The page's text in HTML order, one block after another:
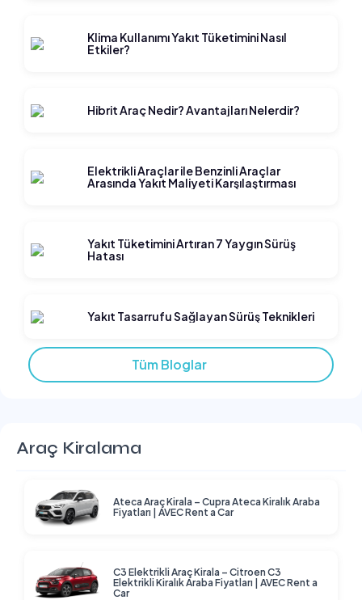
Klima Kullanımı Yakıt Tüketimini Nasıl
Etkiler?
Hibrit Araç Nedir? Avantajları Nelerdir?
Elektrikli Araçlar ile Benzinli Araçlar
Arasında Yakıt Maliyeti Karşılaştırması
Yakıt Tüketimini Artıran 7 Yaygın Sürüş
Hatası
Yakıt Tasarrufu Sağlayan Sürüş Teknikleri
Tüm Bloglar
Araç Kiralama
Ateca Araç Kirala – Cupra Ateca Kiralık Araba
Fiyatları | AVEC Rent a Car
C3 Elektrikli Araç Kirala – Citroen C3
Elektrikli Kiralık Araba Fiyatları | AVEC Rent a
Car